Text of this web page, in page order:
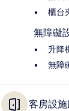
櫃台
無障礙
升降
無障
客房設施